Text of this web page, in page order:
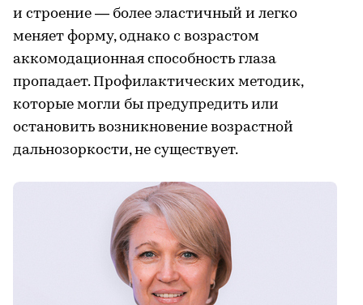
и строение — более эластичный и легко
меняет форму, однако с возрастом
аккомодационная способность глаза
пропадает. Профилактических методик,
которые могли бы предупредить или
остановить возникновение возрастной
дальнозоркости, не существует.